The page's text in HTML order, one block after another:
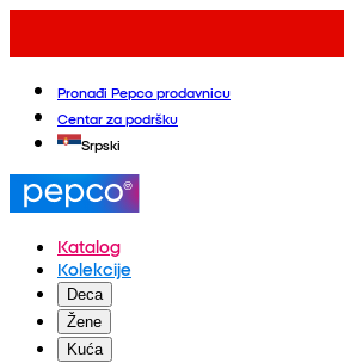
Pronađi Pepco prodavnicu
Centar za podršku
Srpski
Katalog
Kolekcije
Deca
Žene
Kuća